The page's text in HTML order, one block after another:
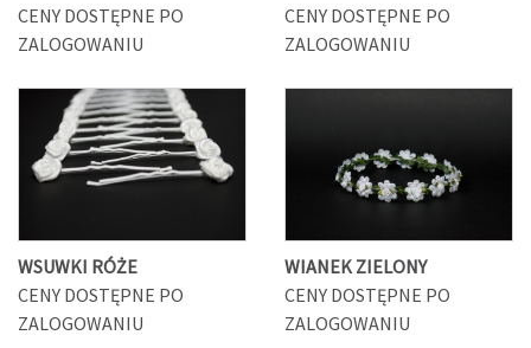
CENY DOSTĘPNE PO
ZALOGOWANIU
CENY DOSTĘPNE PO
ZALOGOWANIU
WSUWKI RÓŻE
CENY DOSTĘPNE PO
ZALOGOWANIU
WIANEK ZIELONY
CENY DOSTĘPNE PO
ZALOGOWANIU